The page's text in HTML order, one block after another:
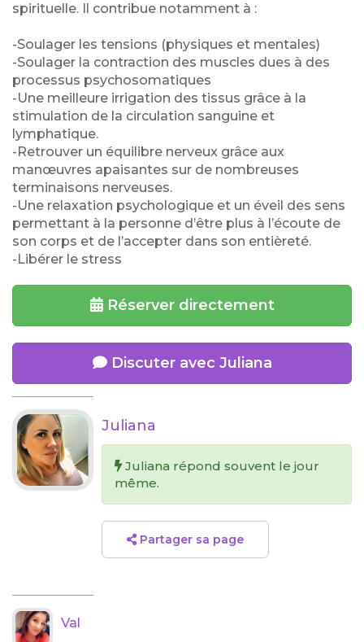
spirituelle. Il contribue notamment à :
-Soulager les tensions (physiques et mentales)
-Soulager la contraction des muscles dues à des
processus psychosomatiques
-Une meilleure irrigation des tissus grâce à la
stimulation de la circulation sanguine et
lymphatique.
-Retrouver un équilibre nerveux grâce aux
manœuvres apaisantes sur de nombreuses
terminaisons nerveuses.
-Une relaxation psychologique et un éveil des sens
permettant à la personne d’être plus à l’écoute de
son corps et de l’accepter dans son entièreté.
-Libérer le stress
Réserver directement
Discuter avec Juliana
Juliana
Juliana répond souvent le jour
même.
Partager sa page
Val